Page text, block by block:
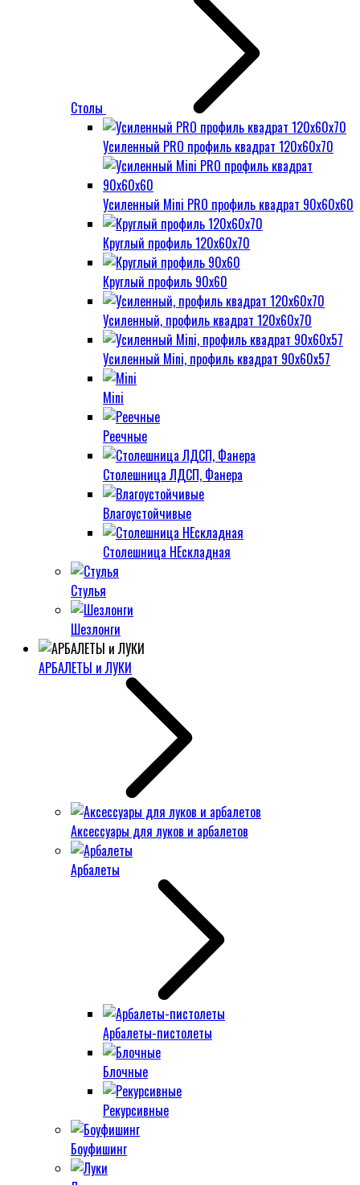
Столы
Усиленный PRO профиль квадрат 120х60х70
Усиленный Mini PRO профиль квадрат 90х60х60
Круглый профиль 120х60х70
Круглый профиль 90х60
Усиленный, профиль квадрат 120х60х70
Усиленный Mini, профиль квадрат 90х60х57
Mini
Реечные
Столешница ЛДСП, Фанера
Влагоустойчивые
Столешница НЕскладная
Стулья
Шезлонги
АРБАЛЕТЫ и ЛУКИ
Аксессуары для луков и арбалетов
Арбалеты
Арбалеты-пистолеты
Блочные
Рекурсивные
Боуфишинг